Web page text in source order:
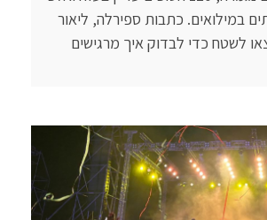
במילואים. כתבות ספירלה, ליאור
לשטח כדי לבדוק איך מרגישים